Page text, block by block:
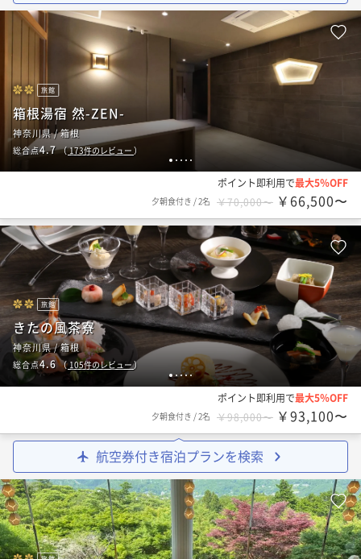
1 2 3 4 5
旅館
箱根湯宿 然-ZEN-
神奈川県 / 箱根
総合点4.7（173件のレビュー ）
ポイント即利用で最大5％OFF
夕朝食付き /2名 ￥70,000〜 ￥66,500〜
12345
旅館
きたの風茶寮
神奈川県 / 箱根
総合点4.6（ 105件のレビュー）
ポイント即利用で最大5％OFF
夕朝食付き /2名 ￥98,000〜 ￥93,100〜
航空券付き宿泊プランを検索